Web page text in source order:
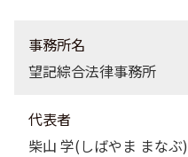
事務所名
望記綜合法律事務所
代表者
柴山 学(しばやま まなぶ)